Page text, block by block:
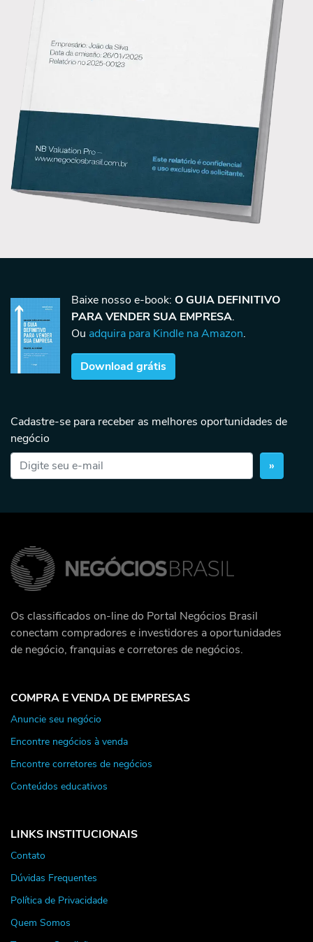
Baixe nosso e-book: O GUIA DEFINITIVO
PARA VENDER SUA EMPRESA.
Ou adquira para Kindle na Amazon.
Download grátis
Cadastre-se para receber as melhores oportunidades de
negócio
»
Os classificados on-line do Portal Negócios Brasil
conectam compradores e investidores a oportunidades
de negócio, franquias e corretores de negócios.
COMPRA E VENDA DE EMPRESAS
Anuncie seu negócio
Encontre negócios à venda
Encontre corretores de negócios
Conteúdos educativos
LINKS INSTITUCIONAIS
Contato
Dúvidas Frequentes
Política de Privacidade
Quem Somos